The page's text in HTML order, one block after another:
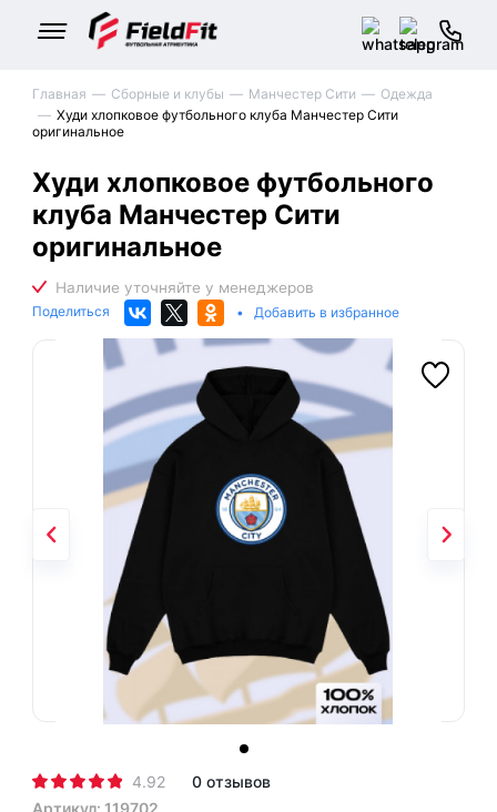
Главная Сборные и клубы Манчестер Сити
Одежда
Худи хлопковое футбольного клуба Манчестер Сити
оригинальное
Худи хлопковое футбольного
клуба Манчестер Сити
оригинальное
Поделиться • Добавить в избранное
4.92
0 отзывов